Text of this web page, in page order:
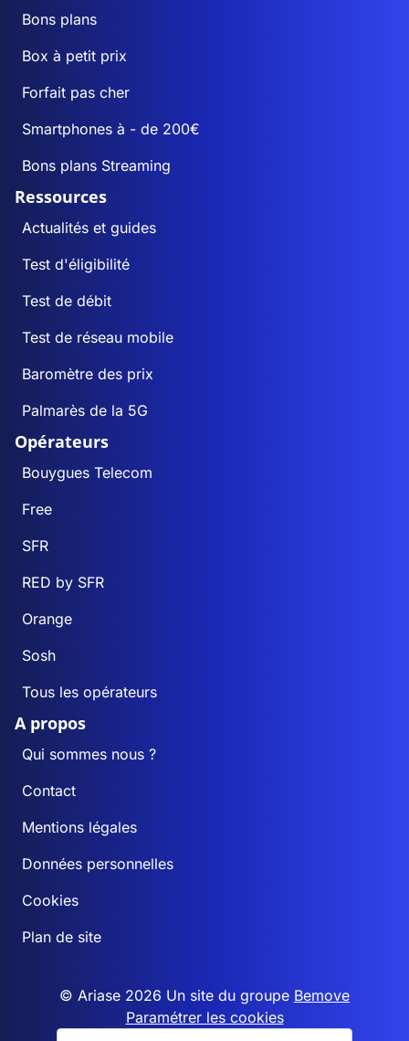
Bons plans
Box à petit prix
Forfait pas cher
Smartphones à - de 200€
Bons plans Streaming
Ressources
Actualités et guides
Test d'éligibilité
Test de débit
Test de réseau mobile
Baromètre des prix
Palmarès de la 5G
Opérateurs
Bouygues Telecom
Free
SFR
RED by SFR
Orange
Sosh
Tous les opérateurs
A propos
Qui sommes nous ?
Contact
Mentions légales
Données personnelles
Cookies
Plan de site
© Ariase 2026 Un site du groupe Bemove
Paramétrer les cookies